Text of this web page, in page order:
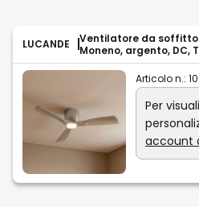
LUCANDE
Ventilatore da soffitto
Moneno, argento, DC,
Articolo n.:
Per
account